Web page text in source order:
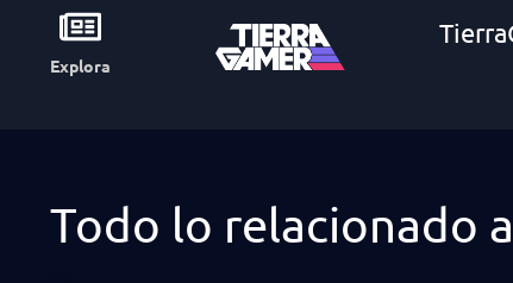
Explora
Todo lo relacionado